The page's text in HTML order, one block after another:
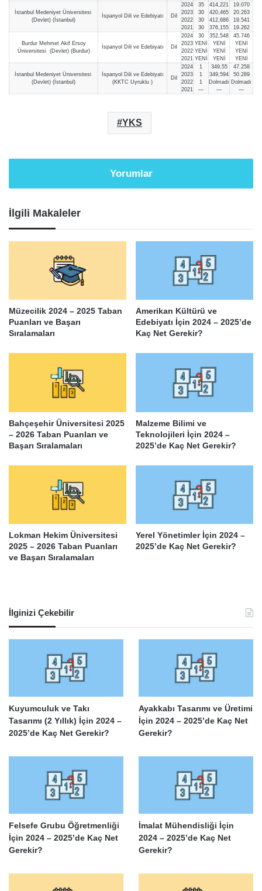
İstanbul Medeniyet Üniversitesi
(Devlet) (İstanbul)
İspanyol Dili ve Edebiyatı Dil
2024
2023
2022
2021
35
30
30
30
414,221
420,465
412,686
376,155
19.070
20.263
19.541
19.262
Burdur Mehmet Akif Ersoy
Üniversitesi (Devlet) (Burdur)
İspanyol Dili ve Edebiyatı Dil
2024
2023
2022
2021
30
YENİ
YENİ
YENİ
352,548
YENİ
YENİ
YENİ
45.746
YENİ
YENİ
YENİ
İstanbul Medeniyet Üniversitesi
(Devlet) (İstanbul)
İspanyol Dili ve Edebiyatı
(KKTC Uyruklu )
Dil
2024
2023
2022
2021
1
1
1
—
349,55
349,594
Dolmadı
—
47.258
50.289
Dolmadı
—
YKS
Yorumlar
İlgili Makaleler
Müzecilik 2024 – 2025 Taban
Puanları ve Başarı
Sıralamaları
Amerikan Kültürü ve
Edebiyatı İçin 2024 – 2025’de
Kaç Net Gerekir?
Bahçeşehir Üniversitesi 2025
– 2026 Taban Puanları ve
Başarı Sıralamaları
Malzeme Bilimi ve
Teknolojileri İçin 2024 –
2025’de Kaç Net Gerekir?
Lokman Hekim Üniversitesi
2025 – 2026 Taban Puanları
ve Başarı Sıralamaları
Yerel Yönetimler İçin 2024 –
2025’de Kaç Net Gerekir?
İlginizi Çekebilir
Kuyumculuk ve Takı
Tasarımı (2 Yıllık) İçin 2024 –
2025’de Kaç Net Gerekir?
Ayakkabı Tasarımı ve Üretimi
İçin 2024 – 2025’de Kaç Net
Gerekir?
Felsefe Grubu Öğretmenliği
İçin 2024 – 2025’de Kaç Net
Gerekir?
İmalat Mühendisliği İçin
2024 – 2025’de Kaç Net
Gerekir?